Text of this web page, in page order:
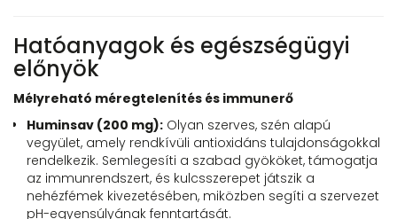
Hatóanyagok és egészségügyi
előnyök
Mélyreható méregtelenítés és immunerő
Huminsav (200 mg): Olyan szerves, szén alapú
vegyület, amely rendkívüli antioxidáns tulajdonságokkal
rendelkezik. Semlegesíti a szabad gyököket, támogatja
az immunrendszert, és kulcsszerepet játszik a
nehézfémek kivezetésében, miközben segíti a szervezet
pH-egyensúlyának fenntartását.